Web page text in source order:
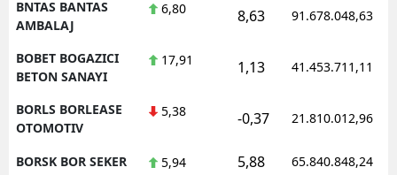
BNTAS BANTAS
AMBALAJ
6,80 8,63 91.678.048,63
BOBET BOGAZICI
BETON SANAYI
17,91 1,13 41.453.711,11
BORLS BORLEASE
OTOMOTIV
5,38 -0,37 21.810.012,96
BORSK BOR SEKER 5,94 5,88 65.840.848,24